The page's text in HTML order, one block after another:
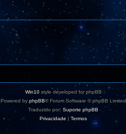
Win10style developed for phpBB
Powered by phpBB® Forum Software © phpBB Limited
Traduzido por: Suporte phpBB
Privacidade | Termos